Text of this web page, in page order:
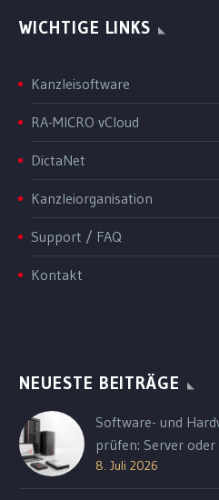
WICHTIGE LINKS
Kanzleisoftware
RA-MICRO vCloud
DictaNet
Kanzleiorganisation
Support / FAQ
Kontakt
NEUESTE BEITRÄGE
Software- und
prüfen: Server oder
8. Juli 2026